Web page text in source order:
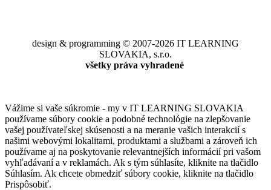
design & programming © 2007-2026 IT LEARNING
SLOVAKIA, s.r.o.
všetky práva vyhradené
Vážime si vaše súkromie - my v IT LEARNING SLOVAKIA
používame súbory cookie a podobné technológie na zlepšovanie
vašej používateľskej skúsenosti a na meranie vašich interakcií s
našimi webovými lokalitami, produktami a službami a zároveň ich
používame aj na poskytovanie relevantnejších informácií pri vašom
vyhľadávaní a v reklamách. Ak s tým súhlasíte, kliknite na tlačidlo
Súhlasím. Ak chcete obmedziť súbory cookie, kliknite na tlačidlo
Prispôsobiť.